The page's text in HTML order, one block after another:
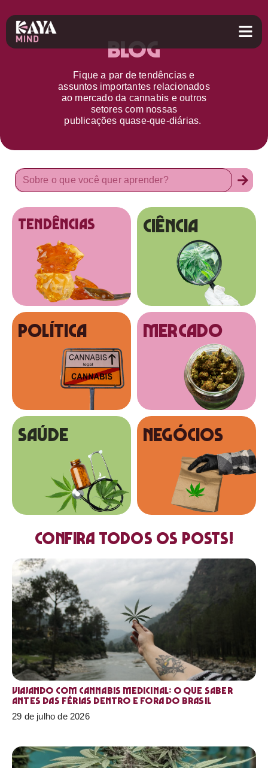
Blog
Fique a par detendências e
assuntos importantes relacionados
ao mercado da cannabis e outros
setorescom nossas
publicações quase-que-diárias.
tendências Ciência
Política MERCADO
SAÚDE NEGÓCIOS
Confira todos os posts!
Viajando com cannabis medicinal: o que saber
antes das férias dentro e fora do Brasil
29 de julho de 2026